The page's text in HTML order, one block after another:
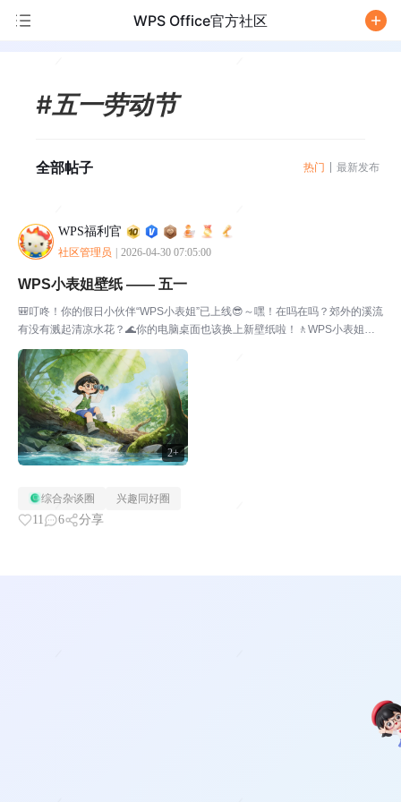
WPS Office官方社区
#五一劳动节
全部帖子 热门 最新发布
WPS福利官
社区管理员 2026-04-30 07:05:00
2+
WPS小表姐壁纸 —— 五一
🎒叮咚！你的假日小伙伴“WPS小表姐”已上线😎～嘿！在吗在吗？郊外的溪流
有没有溅起清凉水花？🌊你的电脑桌面也该换上新壁纸啦！🚶WPS小表姐的
「五一专属壁纸」准时送到✨愿大家在惬意的假期里，丢掉疲惫，尽情放松。
身安，心顺🎈PS：大家保存的时候记得点开大图另存...
综合杂谈圈 兴趣同好圈
11 6 分享